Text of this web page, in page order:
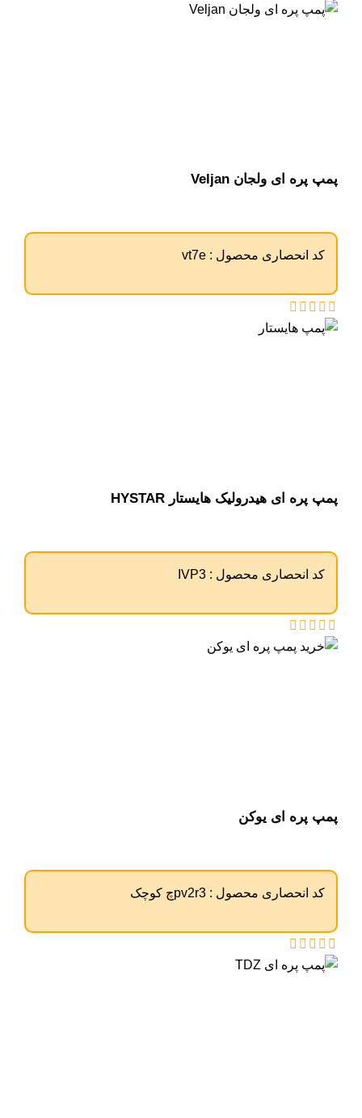
پمپ پره ای ولجان Veljan
کد انحصاری محصول : vt7e
پمپ پره ای هیدرولیک هایستار HYSTAR
کد انحصاری محصول : IVP3
پمپ پره ای یوکن
کد انحصاری محصول : pv2r3چ کوچک